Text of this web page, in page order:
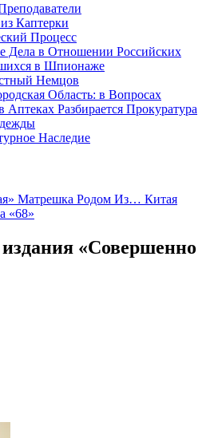
Каптерки
Процесс
Дела в Отношении Российских
в Шпионаже
Немцов
Область: в Вопросах
Аптеках Разбирается Прокуратура
Наследие
Матрешка Родом Из… Китая
«68»
«Совершенно